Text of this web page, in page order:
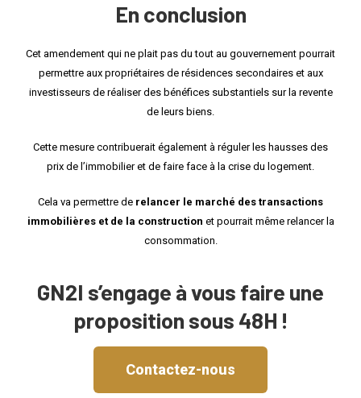
En conclusion
Cet amendement qui ne plait pas du tout au gouvernement pourrait
permettre aux propriétaires de résidences secondaires et aux
investisseurs de réaliser des bénéfices substantiels sur la revente
de leurs biens.
Cette mesure contribuerait également à réguler les hausses des
prix de l’immobilier et de faire face à la crise du logement.
Cela va permettre de relancer le marché des transactions
immobilières et de la construction et pourrait même relancer la
consommation.
GN2I s’engage à vous faire une
proposition sous 48H !
Contactez-nous